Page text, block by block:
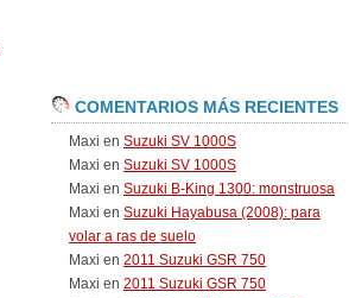
COMENTARIOS MÁS RECIENTES
Maxi en Suzuki SV 1000S
Maxi en Suzuki SV 1000S
Maxi en Suzuki B-King 1300: monstruosa
Maxi en Suzuki Hayabusa (2008): para
volar a ras de suelo
Maxi en 2011 Suzuki GSR 750
Maxi en 2011 Suzuki GSR 750